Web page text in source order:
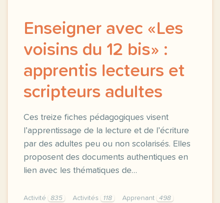
Enseigner avec «Les
voisins du 12 bis» :
apprentis lecteurs et
scripteurs adultes
Ces treize fiches pédagogiques visent
l’apprentissage de la lecture et de l’écriture
par des adultes peu ou non scolarisés. Elles
proposent des documents authentiques en
lien avec les thématiques de…
Activité 835 Activités 118 Apprenant
498